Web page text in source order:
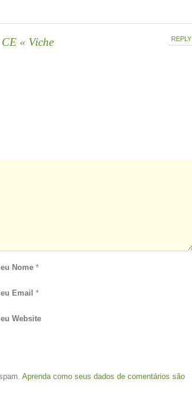
« Viche REPLY
Nome *
Email *
Website
Aprenda como seus dados de comentários são